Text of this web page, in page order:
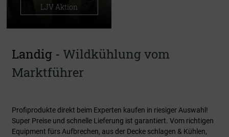
LJV Aktion
Landig - Wildkühlung vom
Marktführer
Profiprodukte direkt beim Experten kaufen in riesiger Auswahl!
Super Preise und schnelle Lieferung ist garantiert. Vom richtigen
Equipment fürs Aufbrechen, aus der Decke schlagen & Kühlen,